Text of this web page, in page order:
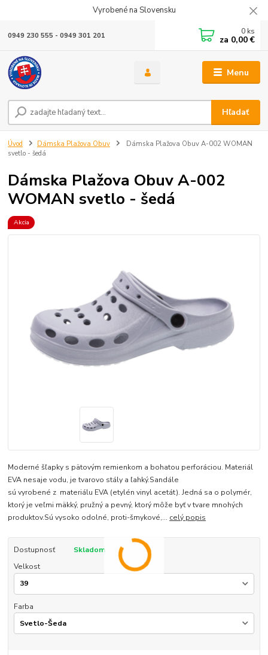
Vyrobené na Slovensku
Menu
Hľadať
0949 230 555 - 0949 301 201 0 ks
za 0,00 €
Úvod Dámska Plažova Obuv
Dámska Plažova Obuv A-002 WOMAN
svetlo - šedá
Dámska Plažova Obuv A-002
WOMAN svetlo - šedá
Akcia
Moderné šľapky s pätovým remienkom a bohatou perforáciou. Materiál
EVA nesaje vodu, je tvarovo stály a ľahký.Sandále
sú vyrobené z materiálu EVA (etylén vinyl acetát). Jedná sa o polymér,
ktorý je veľmi mäkký, pružný a pevný, ktorý môže byť v tvare mnohých
produktov.Sú vysoko odolné, proti-šmykové,... celý popis
Dostupnosť
Skladom
Velkost
Farba